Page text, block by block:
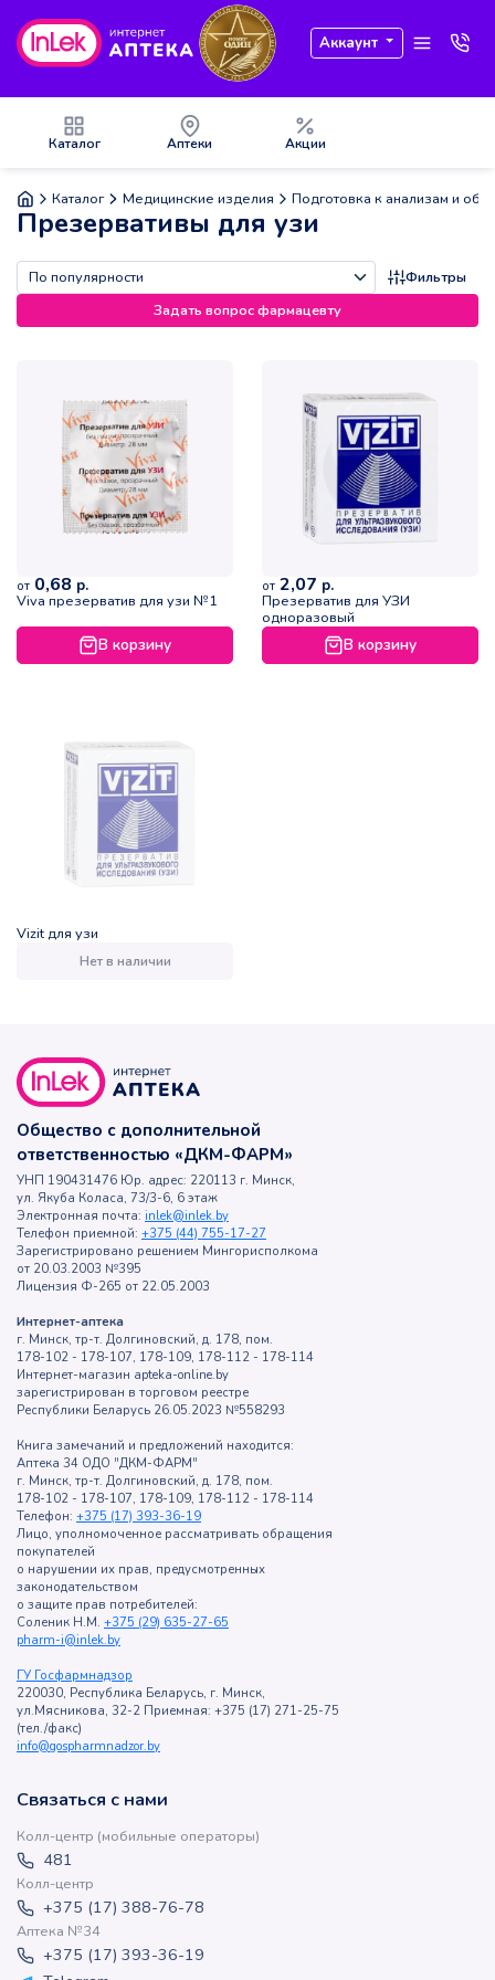
Аккаунт
Каталог Аптеки Акции
Каталог Медицинские изделия Подготовка к анализам и
Презервативы для узи
Фильтры
Задать вопрос фармацевту
от 0,68 р.
Viva презерватив для узи №1
В корзину
от 2,07 р.
Презерватив для УЗИ
одноразовый
В корзину
Vizit для узи
Нет в наличии
Общество с дополнительной
ответственностью «ДКМ-ФАРМ»
УНП 190431476 Юр. адрес: 220113 г. Минск,
ул. Якуба Коласа, 73/3-6, 6 этаж
Электронная почта: inlek@inlek.by
Телефон приемной: +375 (44) 755-17-27
Зарегистрировано решением Мингорисполкома
от 20.03.2003 №395
Лицензия Ф-265 от 22.05.2003
Интернет-аптека
г. Минск, тр-т. Долгиновский, д. 178, пом.
178-102 - 178-107, 178-109, 178-112 - 178-114
Интернет-магазин apteka-online.by
зарегистрирован в торговом реестре
Республики Беларусь 26.05.2023 №558293
Книга замечаний и предложений находится:
Аптека 34 ОДО "ДКМ-ФАРМ"
г. Минск, тр-т. Долгиновский, д. 178, пом.
178-102 - 178-107, 178-109, 178-112 - 178-114
Телефон: +375 (17) 393-36-19
Лицо, уполномоченное рассматривать обращения
покупателей
о нарушении их прав, предусмотренных
законодательством
о защите прав потребителей:
Соленик Н.М. +375 (29) 635-27-65
pharm-i@inlek.by
ГУ Госфармнадзор
220030, Республика Беларусь, г. Минск,
ул.Мясникова, 32-2 Приемная: +375 (17) 271-25-75
(тел./факс)
info@gospharmnadzor.by
Связаться с нами
Колл-центр (мобильные операторы)
481
Колл-центр
+375 (17) 388-76-78
Аптека №34
+375 (17) 393-36-19